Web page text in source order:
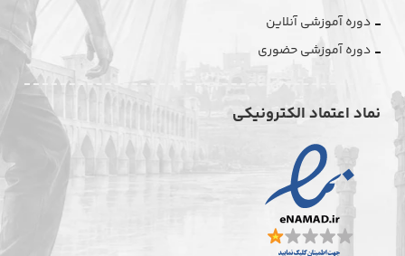
دوره آموزشی آنلاین
دوره آموزشی حضوری
نماد اعتماد الکترونیکی